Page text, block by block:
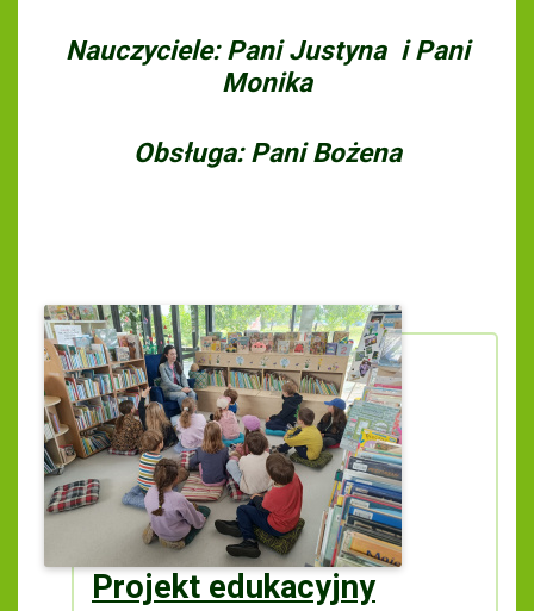
Nauczyciele: Pani Justyna i Pani
Monika
Obsługa: Pani Bożena
Projekt edukacyjny